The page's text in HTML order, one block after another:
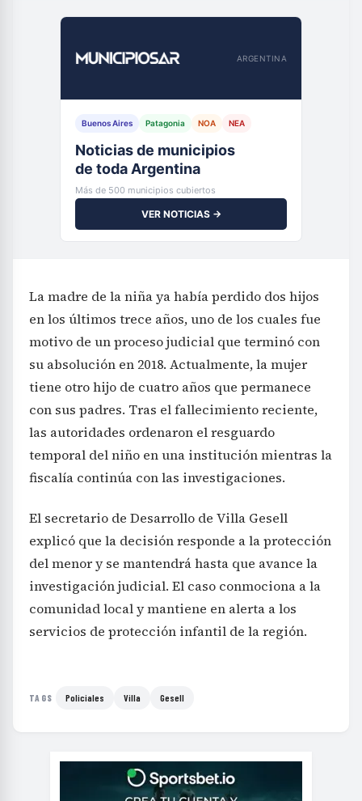
ARGENTINA
Buenos Aires Patagonia NOA NEA
Noticias de municipios
de toda Argentina
Más de 500 municipios cubiertos
VER NOTICIAS →
La madre de la niña ya había perdido dos hijos
en los últimos trece años, uno de los cuales fue
motivo de un proceso judicial que terminó con
su absolución en 2018. Actualmente, la mujer
tiene otro hijo de cuatro años que permanece
con sus padres. Tras el fallecimiento reciente,
las autoridades ordenaron el resguardo
temporal del niño en una institución mientras la
fiscalía continúa con las investigaciones.
El secretario de Desarrollo de Villa Gesell
explicó que la decisión responde a la protección
del menor y se mantendrá hasta que avance la
investigación judicial. El caso conmociona a la
comunidad local y mantiene en alerta a los
servicios de protección infantil de la región.
TAGS Policiales Villa Gesell